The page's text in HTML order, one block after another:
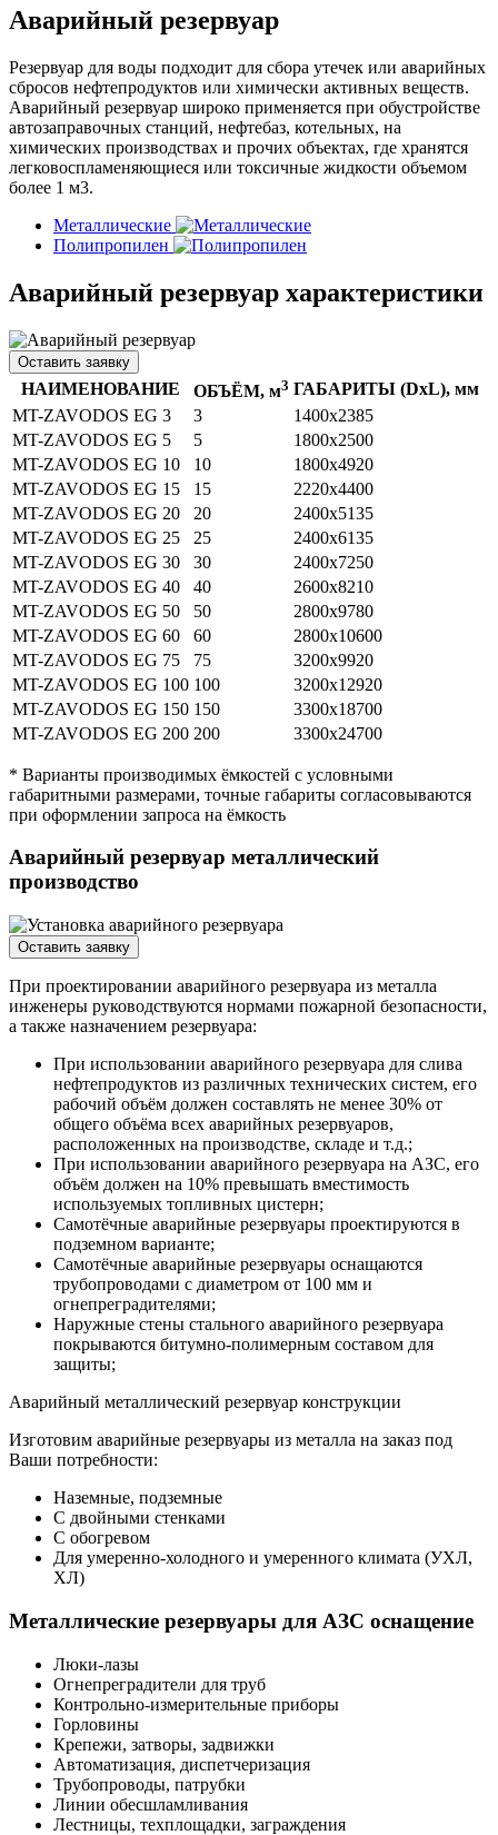
Аварийный резервуар
Резервуар для воды подходит для сбора утечек или аварийных
сбросов нефтепродуктов или химически активных веществ.
Аварийный резервуар широко применяется при обустройстве
автозаправочных станций, нефтебаз, котельных, на
химических производствах и прочих объектах, где хранятся
легковоспламеняющиеся или токсичные жидкости объемом
более 1 м3.
Металлические
Полипропилен
Аварийный резервуар характеристики
Оставить заявку
НАИМЕНОВАНИЕ ОБЪЁМ, м3 ГАБАРИТЫ (DхL), мм
MT-ZAVODOS EG 3
3
1400х2385
MT-ZAVODOS EG 5
5
1800х2500
MT-ZAVODOS EG 10
10
1800х4920
MT-ZAVODOS EG 15
15
2220х4400
MT-ZAVODOS EG 20
20
2400х5135
MT-ZAVODOS EG 25
25
2400х6135
MT-ZAVODOS EG 30
30
2400х7250
MT-ZAVODOS EG 40
40
2600х8210
MT-ZAVODOS EG 50
50
2800х9780
MT-ZAVODOS EG 60
60
2800х10600
MT-ZAVODOS EG 75
75
3200х9920
MT-ZAVODOS EG 100 100
3200х12920
MT-ZAVODOS EG 150 150
3300х18700
MT-ZAVODOS EG 200 200 3300х24700
* Варианты производимых ёмкостей с условными
габаритными размерами, точные габариты согласовываются
при оформлении запроса на ёмкость
Аварийный резервуар металлический
производство
Оставить заявку
При проектировании аварийного резервуара из металла
инженеры руководствуются нормами пожарной безопасности,
а также назначением резервуара:
При использовании аварийного резервуара для слива
нефтепродуктов из различных технических систем, его
рабочий объём должен составлять не менее 30% от
общего объёма всех аварийных резервуаров,
расположенных на производстве, складе и т.д.;
При использовании аварийного резервуара на АЗС, его
объём должен на 10% превышать вместимость
используемых топливных цистерн;
Самотёчные аварийные резервуары проектируются в
подземном варианте;
Самотёчные аварийные резервуары оснащаются
трубопроводами с диаметром от 100 мм и
огнепреградителями;
Наружные стены стального аварийного резервуара
покрываются битумно-полимерным составом для
защиты;
Аварийный металлический резервуар конструкции
Изготовим аварийные резервуары из металла на заказ под
Ваши потребности:
Наземные, подземные
С двойными стенками
С обогревом
Для умеренно-холодного и умеренного климата (УХЛ,
ХЛ)
Металлические резервуары для АЗС оснащение
Люки-лазы
Огнепреградители для труб
Контрольно-измерительные приборы
Горловины
Крепежи, затворы, задвижки
Автоматизация, диспетчеризация
Трубопроводы, патрубки
Линии обесшламливания
Лестницы, техплощадки, заграждения